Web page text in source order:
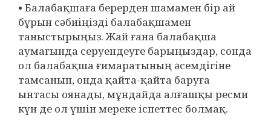
• Балабақшаға берерден шамамен бір ай
бұрын сәбиіңізді балабақшамен
таныстырыңыз. Жай ғана балабақша
аумағында серуендеуге барыңыздар, сонда
ол балабақша ғимаратының әсемдігіне
тамсанып, онда қайта-қайта баруға
ынтасы оянады, мұндайда алғашқы ресми
күн де ол үшін мереке іспеттес болмақ.